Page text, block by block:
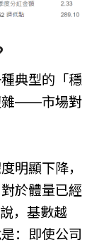
典型的「穩
雜——市場對
明顯下降，
於體量已經
，基數越
：即使公司